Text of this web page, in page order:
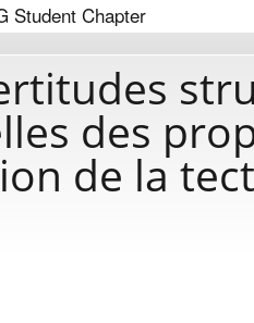
Student Chapter
des
de la